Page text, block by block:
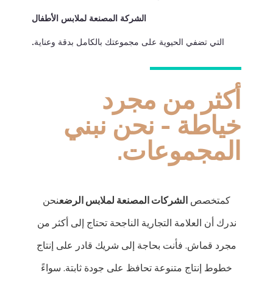
الشركة المصنعة لملابس الأطفال
التي تضفي الحيوية على مجموعتك بالكامل بدقة وعناية.
أكثر من مجرد
خياطة - نحن نبني
المجموعات.
كمتخصص الشركات المصنعة لملابس الرضعنحن
ندرك أن العلامة التجارية الناجحة تحتاج إلى أكثر من
مجرد قماش. فأنت بحاجة إلى شريك قادر على إنتاج
خطوط إنتاج متنوعة تحافظ على جودة ثابتة. سواءً